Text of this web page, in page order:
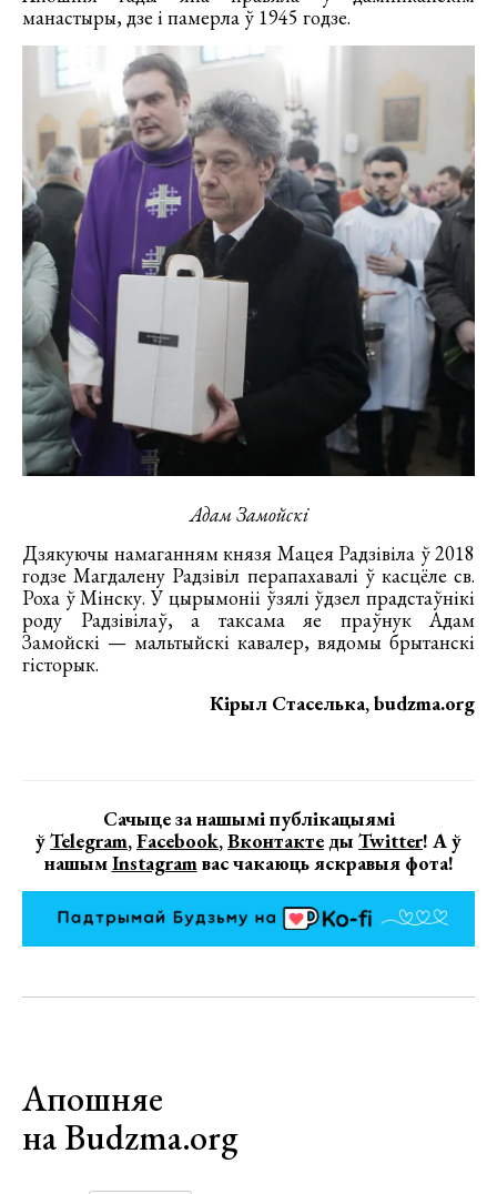
манастыры, дзе і памерла ў 1945 годзе.
Адам Замойскі
Дзякуючы намаганням князя Мацея Радзівіла ў 2018
годзе Магдалену Радзівіл перапахавалі ў касцёле св.
Роха ў Мінску. У цырымоніі ўзялі ўдзел прадстаўнікі
роду Радзівілаў, а таксама яе праўнук Адам
Замойскі — мальтыйскі кавалер, вядомы брытанскі
гісторык.
Кірыл Стаселька, budzma.org
Сачыце за нашымі публікацыямі
ўTelegram,Facebook,Вконтактеды Twitter! А ў
нашымInstagramвас чакаюць яскравыя фота!
Апошняе
на Budzma.org